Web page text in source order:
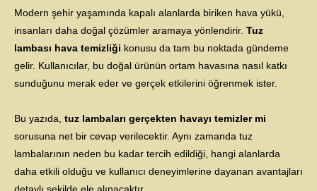
Modern şehir yaşamında kapalı alanlarda biriken hava yükü,
insanları daha doğal çözümler aramaya yönlendirir. Tuz
lambası hava temizliği konusu da tam bu noktada gündeme
gelir. Kullanıcılar, bu doğal ürünün ortam havasına nasıl katkı
sunduğunu merak eder ve gerçek etkilerini öğrenmek ister.
Bu yazıda, tuz lambaları gerçekten havayı temizler mi
sorusuna net bir cevap verilecektir. Aynı zamanda tuz
lambalarının neden bu kadar tercih edildiği, hangi alanlarda
daha etkili olduğu ve kullanıcı deneyimlerine dayanan avantajları